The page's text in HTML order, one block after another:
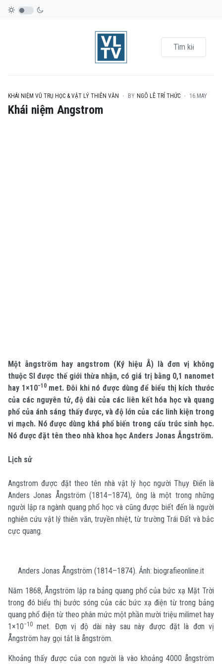
KHÁI NIỆM VŨ TRỤ HỌC & VẬT LÝ THIÊN VĂN BY NGÔ LÊ TRÍ THỨC 16.MAY
Khái niệm Angstrom
Một ångström hay angstrom (Ký hiệu Å) là đơn vị không
thuộc SI được thế giới thừa nhận, có giá trị bằng 0,1 nanomet
hay 1×10−10met. Đôi khi nó được dùng để biểu thị kích thước
của các nguyên tử, độ dài của các liên kết hóa học và quang
phổ của ánh sáng thấy được, và độ lớn của các linh kiện trong
vi mạch. Nó được dùng khá phổ biến trong cấu trúc sinh học.
Nó được đặt tên theo nhà khoa học Anders Jonas Ångström.
Lịch sử
Angstrom được đặt theo tên nhà vật lý học người Thụy Điển là
Anders Jonas Ångström (1814–1874), ông là một trong những
người lập ra ngành quang phổ học và cũng được biết đến là người
nghiên cứu vật lý thiên văn, truyền nhiệt, từ trường Trái Đất và bắc
cực quang.
Anders Jonas Ångström (1814–1874). Ảnh: biografieonline.it
Năm 1868, Ångström lập ra bảng quang phổ của bức xạ Mặt Trời
trong đó biểu thị bước sóng của các bức xạ điện từ trong bảng
quang phổ điện từ theo phân mức một phần mười triệu milimet hay
1×10−10 met. Đợn vị độ dài này sau này được đặt là đơn vị
Ångström hay gọi tắt là ångström.
Khoảng thấy được của con người là vào khoảng 4000 ångström